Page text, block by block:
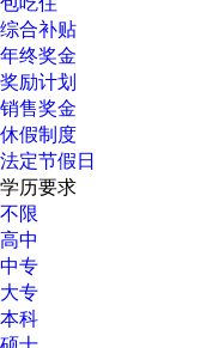
综合补贴
年终奖金
奖励计划
销售奖金
休假制度
法定节假日
学历要求
不限
高中
中专
大专
本科